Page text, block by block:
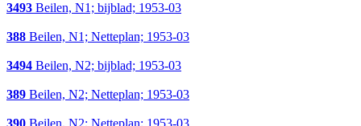
3493 Beilen, N1; bijblad; 1953-03
388 Beilen, N1; Netteplan; 1953-03
3494 Beilen, N2; bijblad; 1953-03
389 Beilen, N2; Netteplan; 1953-03